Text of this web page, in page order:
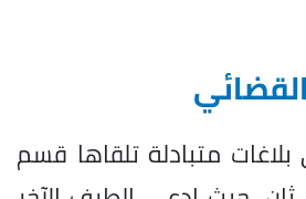
متبادلة تلقاها قسم